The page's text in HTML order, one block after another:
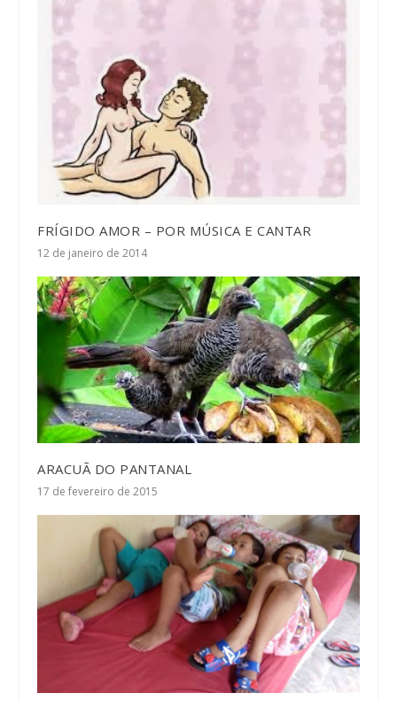
FRÍGIDO AMOR – POR MÚSICA E CANTAR
12 de janeiro de 2014
ARACUÃ DO PANTANAL
17 de fevereiro de 2015